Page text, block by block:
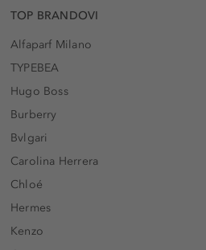
TOP BRANDOVI
Alfaparf Milano
TYPEBEA
Hugo Boss
Burberry
Bvlgari
Carolina Herrera
Chloé
Hermes
Kenzo